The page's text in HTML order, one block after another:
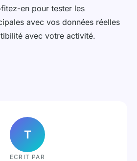
en pour tester les
avec vos données réelles
avec votre activité.
T
ECRIT PAR